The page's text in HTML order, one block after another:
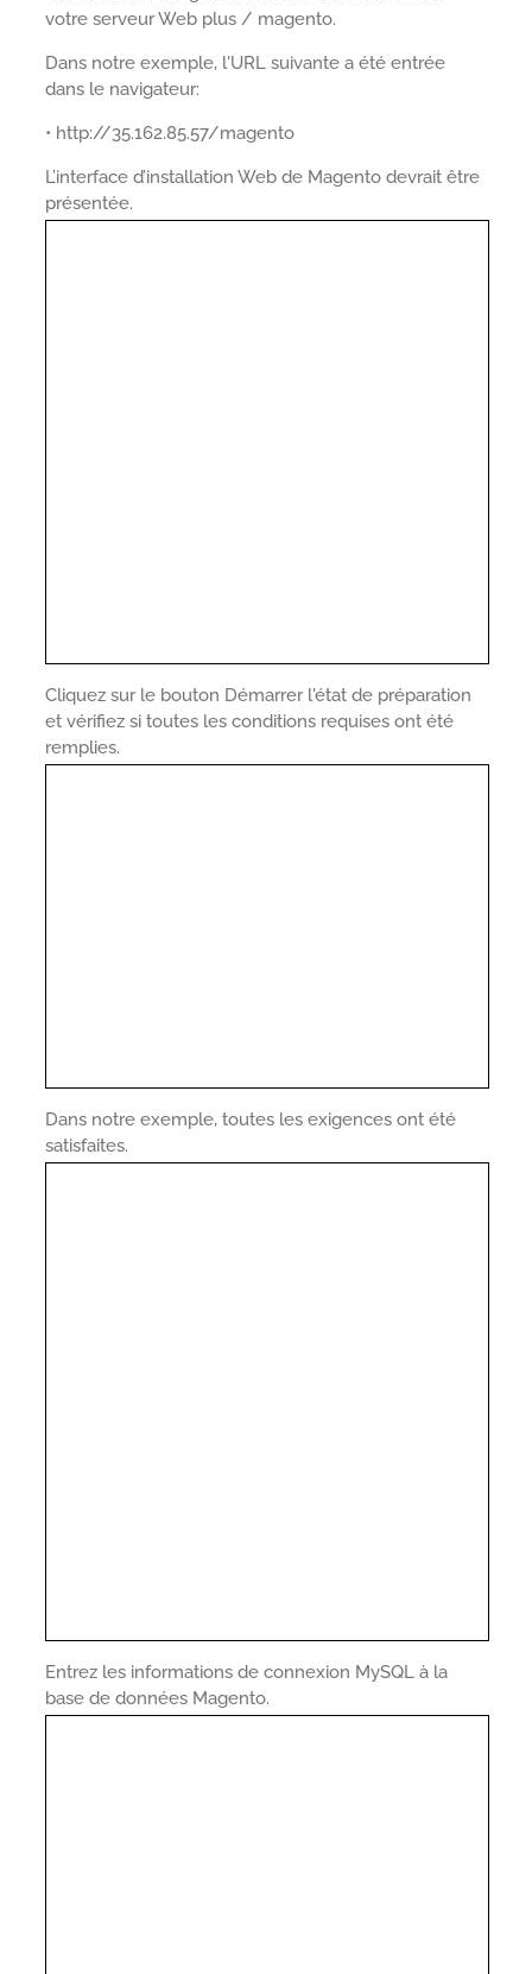
votre serveur Web plus / magento.
Dans notre exemple, l'URL suivante a été entrée
dans le navigateur:
• http://35.162.85.57/magento
L’interface d’installation Web de Magento devrait être
présentée.
Cliquez sur le bouton Démarrer l'état de préparation
et vérifiez si toutes les conditions requises ont été
remplies.
Dans notre exemple, toutes les exigences ont été
satisfaites.
Entrez les informations de connexion MySQL à la
base de données Magento.